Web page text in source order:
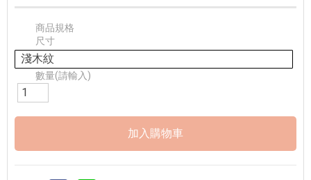
商品規格
尺寸
淺木紋
數量(請輸入)